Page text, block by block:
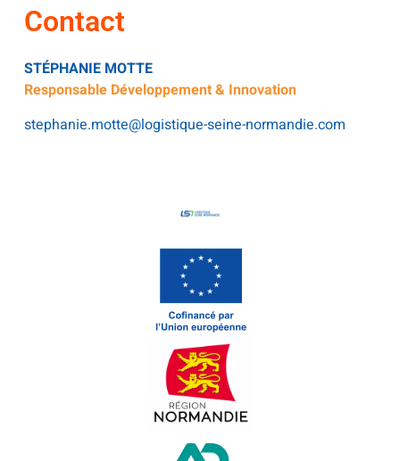
Contact
STÉPHANIE MOTTE
Responsable Développement & Innovation
stephanie.motte@logistique-seine-normandie.com